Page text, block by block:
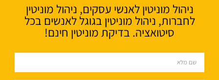
ניהול מוניטין לאנשי עסקים, ניהול מוניטין
לחברות, ניהול מוניטין בגוגל לאנשים בכל
סיטואציה. בדיקת מוניטין חינם!